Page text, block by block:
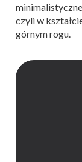
czyli w
górnym rogu.